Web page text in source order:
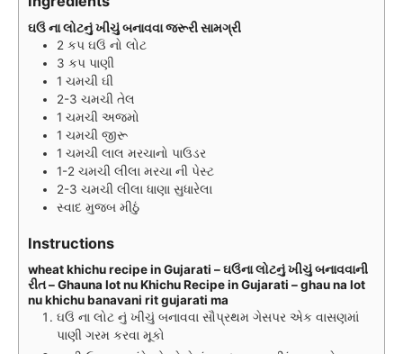
ઘઉં ના લોટનું ખીચું બનાવવા જરૂરી સામગ્રી
2 કપ ઘઉં નો લોટ
3 કપ પાણી
1 ચમચી ઘી
2-3 ચમચી તેલ
1 ચમચી અજમો
1 ચમચી જીરૂ
1 ચમચી લાલ મરચાનો પાઉડર
1-2 ચમચી લીલા મરચા ની પેસ્ટ
2-3 ચમચી લીલા ધાણા સુધારેલા
સ્વાદ મુજબ મીઠું
Instructions
wheat khichu recipe in Gujarati – ઘઉંના લોટનું ખીચું બનાવવાની
રીત – Ghauna lot nu Khichu Recipe in Gujarati – ghau na lot
nu khichu banavani rit gujarati ma
ઘઉં ના લોટ નું ખીચું બનાવવા સૌપ્રથમ ગેસપર એક વાસણમાં
પાણી ગરમ કરવા મૂકો